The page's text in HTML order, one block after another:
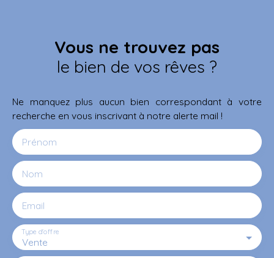
Vous ne trouvez pas
le bien de vos rêves ?
Ne manquez plus aucun bien correspondant à votre
recherche en vous inscrivant à notre alerte mail !
Prénom
Nom
Email
Vente
Type d'offre